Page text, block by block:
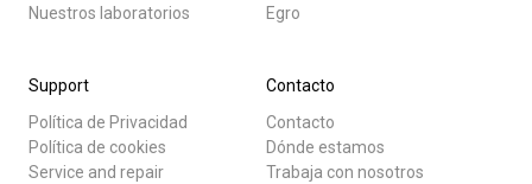
Nuestros laboratorios
Egro
Support
Política de Privacidad
Política de cookies
Service and repair
Contacto
Contacto
Dónde estamos
Trabaja con nosotros